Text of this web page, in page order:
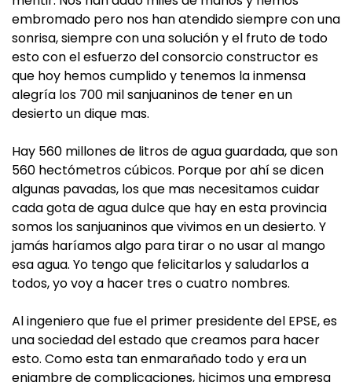
embromado pero nos han atendido siempre con una
sonrisa, siempre con una solución y el fruto de todo
esto con el esfuerzo del consorcio constructor es
que hoy hemos cumplido y tenemos la inmensa
alegría los 700 mil sanjuaninos de tener en un
desierto un dique mas.
Hay 560 millones de litros de agua guardada, que son
560 hectómetros cúbicos. Porque por ahí se dicen
algunas pavadas, los que mas necesitamos cuidar
cada gota de agua dulce que hay en esta provincia
somos los sanjuaninos que vivimos en un desierto. Y
jamás haríamos algo para tirar o no usar al mango
esa agua. Yo tengo que felicitarlos y saludarlos a
todos, yo voy a hacer tres o cuatro nombres.
Al ingeniero que fue el primer presidente del EPSE, es
una sociedad del estado que creamos para hacer
esto. Como esta tan enmarañado todo y era un
enjambre de complicaciones, hicimos una empresa